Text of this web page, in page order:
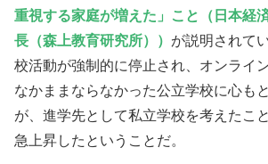
重視する家庭が増えた」こと（日本経
長（森上教育研究所）） が説明されて
校活動が強制的に停止され、オンライ
なかままならなかった公立学校に心も
が、進学先として私立学校を考えたこ
急上昇したということだ。